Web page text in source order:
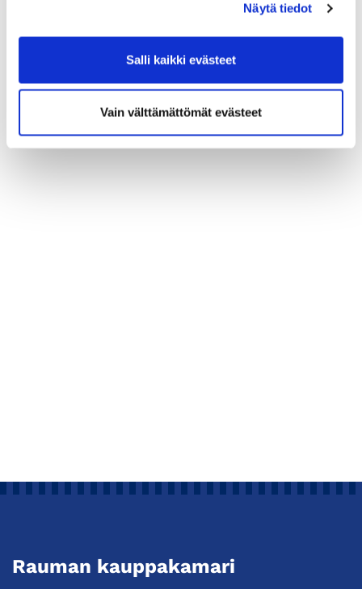
Näytä tiedot
Salli kaikki evästeet
Vain välttämättömät evästeet
Rauman kauppakamari